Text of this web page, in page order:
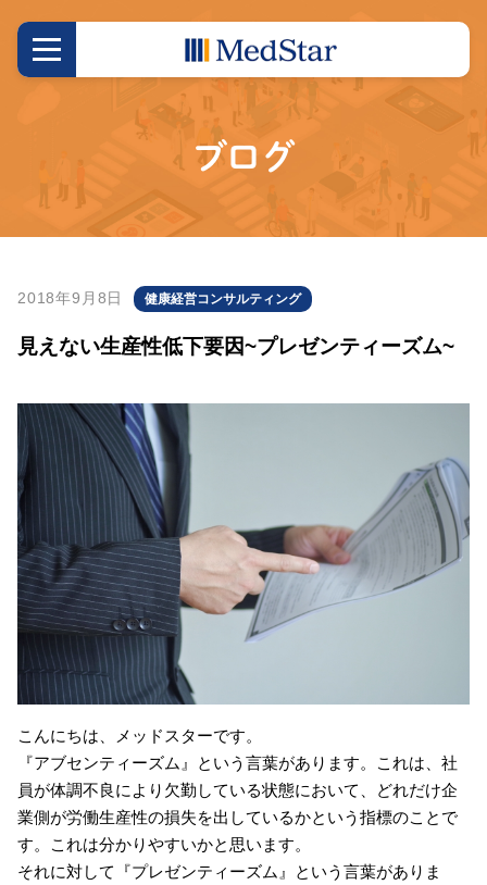
ブログ
2018年9月8日 健康経営コンサルティング
見えない生産性低下要因~プレゼンティーズム~
こんにちは、メッドスターです。
『アブセンティーズム』という言葉があります。これは、社
員が体調不良により欠勤している状態において、どれだけ企
業側が労働生産性の損失を出しているかという指標のことで
す。これは分かりやすいかと思います。
それに対して『プレゼンティーズム』という言葉がありま